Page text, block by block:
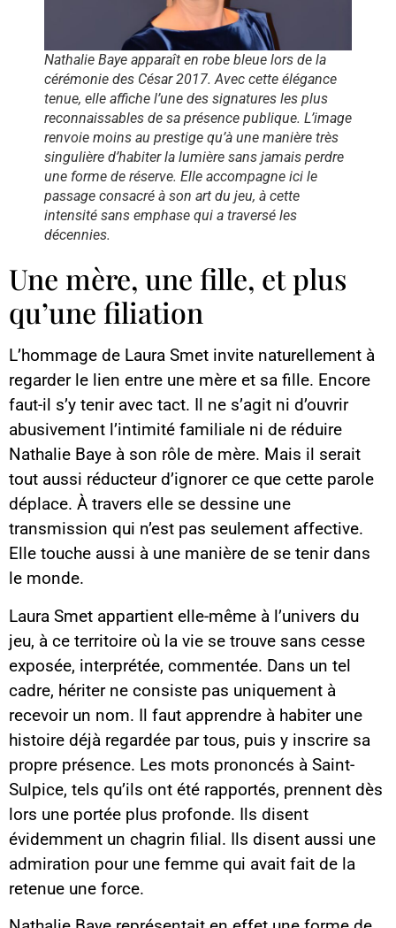
Nathalie Baye apparaît en robe bleue lors de la
cérémonie des César 2017. Avec cette élégance
tenue, elle affiche l’une des signatures les plus
reconnaissables de sa présence publique. L’image
renvoie moins au prestige qu’à une manière très
singulière d’habiter la lumière sans jamais perdre
une forme de réserve. Elle accompagne ici le
passage consacré à son art du jeu, à cette
intensité sans emphase qui a traversé les
décennies.
Une mère, une fille, et plus
qu’une filiation
L’hommage de Laura Smet invite naturellement à
regarder le lien entre une mère et sa fille. Encore
faut-il s’y tenir avec tact. Il ne s’agit ni d’ouvrir
abusivement l’intimité familiale ni de réduire
Nathalie Baye à son rôle de mère. Mais il serait
tout aussi réducteur d’ignorer ce que cette parole
déplace. À travers elle se dessine une
transmission qui n’est pas seulement affective.
Elle touche aussi à une manière de se tenir dans
le monde.
Laura Smet appartient elle-même à l’univers du
jeu, à ce territoire où la vie se trouve sans cesse
exposée, interprétée, commentée. Dans un tel
cadre, hériter ne consiste pas uniquement à
recevoir un nom. Il faut apprendre à habiter une
histoire déjà regardée par tous, puis y inscrire sa
propre présence. Les mots prononcés à Saint-
Sulpice, tels qu’ils ont été rapportés, prennent dès
lors une portée plus profonde. Ils disent
évidemment un chagrin filial. Ils disent aussi une
admiration pour une femme qui avait fait de la
retenue une force.